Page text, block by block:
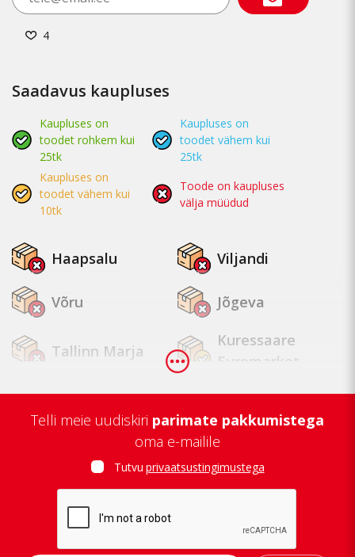
4
Saadavus kaupluses
Kaupluses on
toodet rohkem kui
25tk
Kaupluses on
toodet vähem kui
25tk
Kaupluses on
toodet vähem kui
10tk
Toode on kaupluses
välja müüdud
Haapsalu Viljandi
Võru Jõgeva
Tallinn Marja
Kuressaare
Euromarket
Tallinn
Mustamäe
Telli meie uudiskiri parimate pakkumistega
oma e-mailile
Tutvu privaatsustingimustega